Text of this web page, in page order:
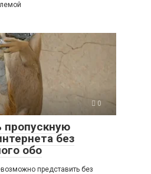
0
пропускную
без
обо
представить без